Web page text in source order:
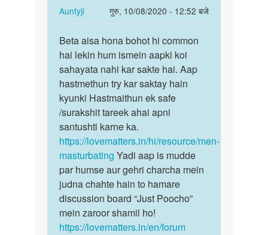
by
mahesh
Auntyji
गुरु, 10/08/2020 - 12:52 बजे
In
reply
to
Mera
sex
karne
ko
bahot
man…
by
Rajveer
Singh
Rajput
Beta
aisa
hona
bohot
hi…
Beta aisa hona bohot hi common
hai lekin hum ismein aapki koi
sahayata nahi kar sakte hai. Aap
hastmethun try kar saktay hain
kyunki Hastmaithun ek safe
/surakshit tareek ahai apni
santushti karne ka.
https://lovematters.in/hi/resource/men-
masturbating Yadi aap is mudde
par humse aur gehri charcha mein
judna chahte hain to hamare
discussion board “Just Poocho”
mein zaroor shamil ho!
https://lovematters.in/en/forum